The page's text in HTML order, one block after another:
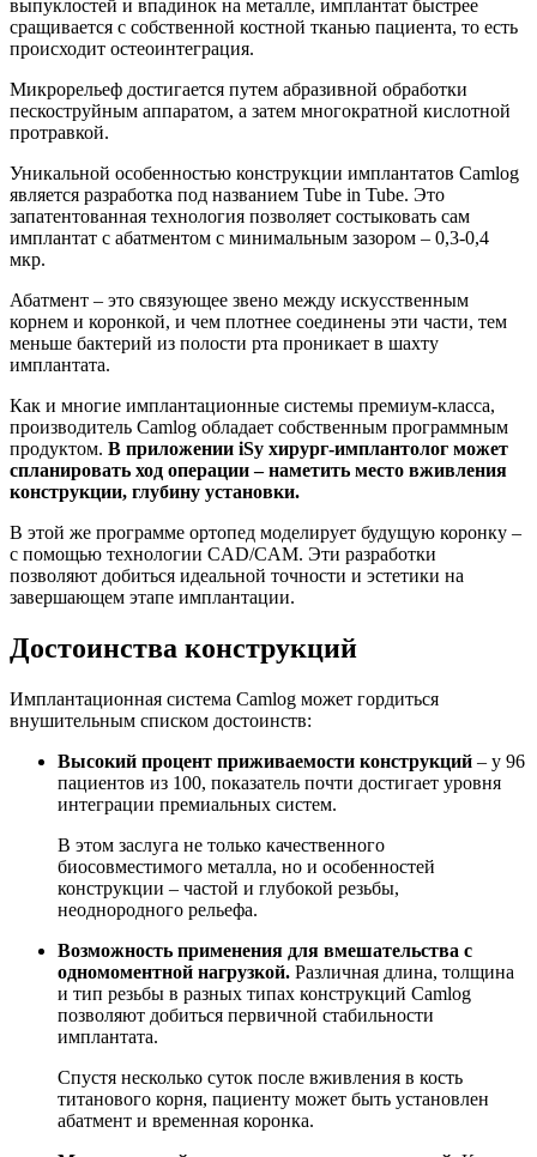
выпуклостей и впадинок на металле, имплантат быстрее
сращивается с собственной костной тканью пациента, то есть
происходит остеоинтеграция.
Микрорельеф достигается путем абразивной обработки
пескоструйным аппаратом, а затем многократной кислотной
протравкой.
Уникальной особенностью конструкции имплантатов Camlog
является разработка под названием Tube in Tube. Это
запатентованная технология позволяет состыковать сам
имплантат с абатментом с минимальным зазором – 0,3-0,4
мкр.
Абатмент – это связующее звено между искусственным
корнем и коронкой, и чем плотнее соединены эти части, тем
меньше бактерий из полости рта проникает в шахту
имплантата.
Как и многие имплантационные системы премиум-класса,
производитель Camlog обладает собственным программным
продуктом. В приложении iSy хирург-имплантолог может
спланировать ход операции – наметить место вживления
конструкции, глубину установки.
В этой же программе ортопед моделирует будущую коронку –
с помощью технологии CAD/CAM. Эти разработки
позволяют добиться идеальной точности и эстетики на
завершающем этапе имплантации.
Достоинства конструкций
Имплантационная система Camlog может гордиться
внушительным списком достоинств:
Высокий процент приживаемости конструкций – у 96
пациентов из 100, показатель почти достигает уровня
интеграции премиальных систем.
В этом заслуга не только качественного
биосовместимого металла, но и особенностей
конструкции – частой и глубокой резьбы,
неоднородного рельефа.
Возможность применения для вмешательства с
одномоментной нагрузкой. Различная длина, толщина
и тип резьбы в разных типах конструкций Camlog
позволяют добиться первичной стабильности
имплантата.
Спустя несколько суток после вживления в кость
титанового корня, пациенту может быть установлен
абатмент и временная коронка.